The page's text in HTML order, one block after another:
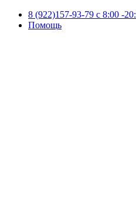
8 (922)157-93-79 c 8:00 -
Помощь